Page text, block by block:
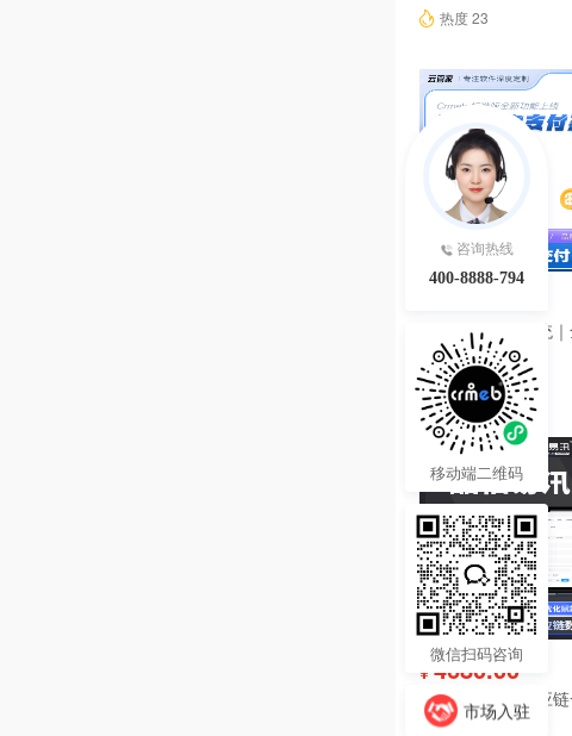
热度 23
智能轮询支付系统
源码
热度 20
¥ 4680.00
酷柚易汛ERP供应
系统
咨询热线
400-8888-794
移动端二维码
微信扫码咨询
市场入驻